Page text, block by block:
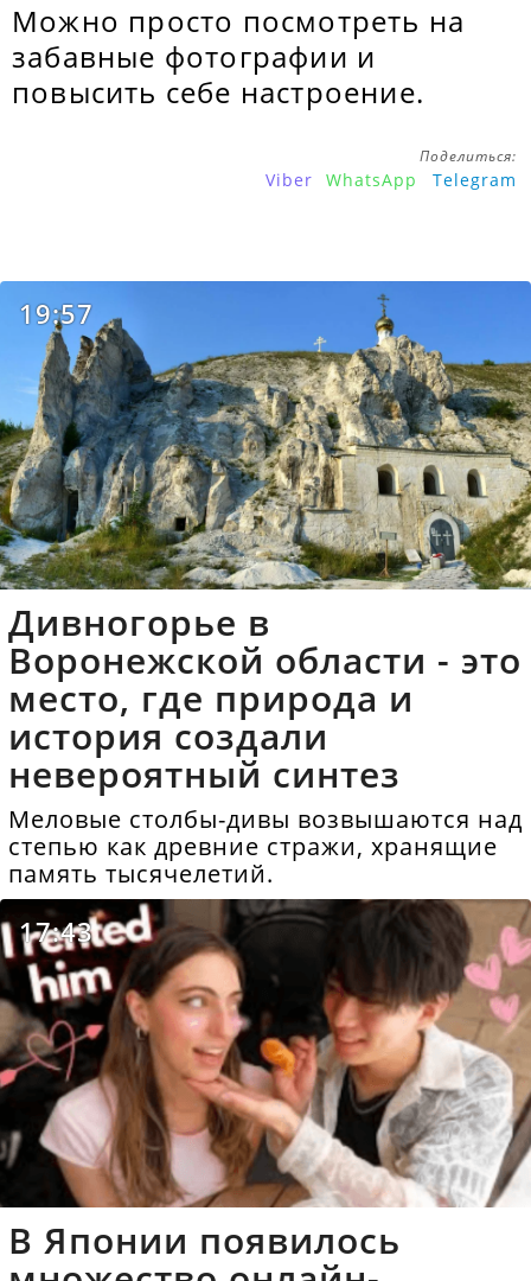
Можно просто посмотреть на
забавные фотографии и
повысить себе настроение.
Поделиться:
Viber WhatsApp Telegram
19:57
Дивногорье в
Воронежской области - это
место, где природа и
история создали
невероятный синтез
Меловые столбы-дивы возвышаются над
степью как древние стражи, хранящие
память тысячелетий.
17:43
В Японии появилось